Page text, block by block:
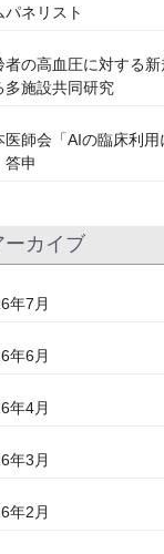
パネリスト
者の高血圧に対する
多施設共同研究
医師会「AIの臨床利
答申
ーカイブ
年7月
年6月
年4月
年3月
年2月